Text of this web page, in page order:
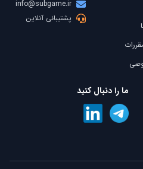
info@subgame.ir
پشتیبانی آنلاین
ما را دنبال کنید